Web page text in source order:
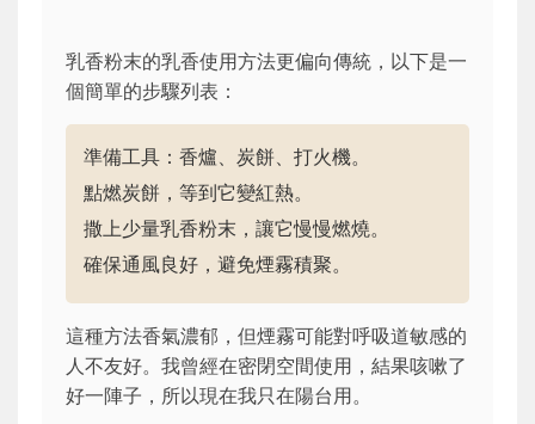
乳香粉末的乳香使用方法更偏向傳統，以下是一
個簡單的步驟列表：
準備工具：香爐、炭餅、打火機。
點燃炭餅，等到它變紅熱。
撒上少量乳香粉末，讓它慢慢燃燒。
確保通風良好，避免煙霧積聚。
這種方法香氣濃郁，但煙霧可能對呼吸道敏感的
人不友好。我曾經在密閉空間使用，結果咳嗽了
好一陣子，所以現在我只在陽台用。